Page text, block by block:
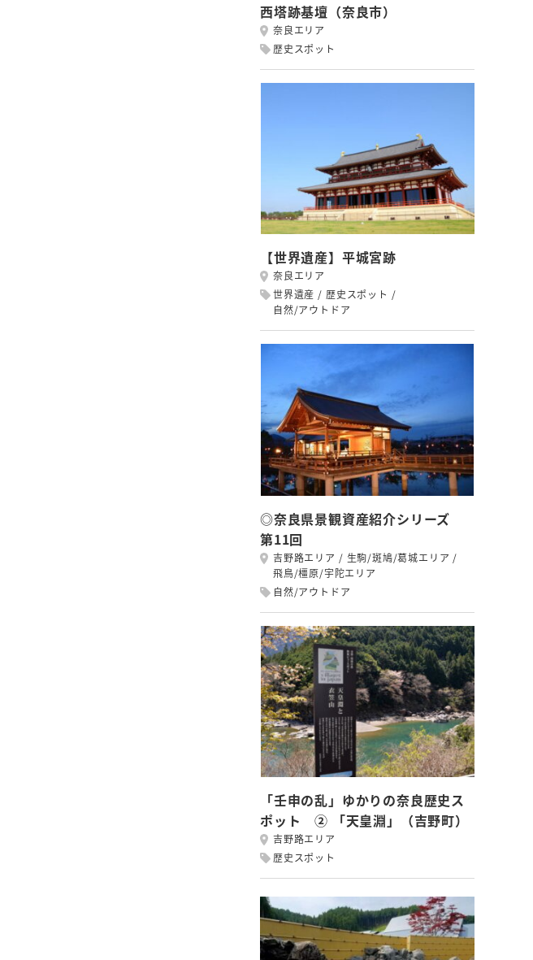
西塔跡基壇（奈良市）
奈良エリア
歴史スポット
【世界遺産】平城宮跡
奈良エリア
世界遺産
歴史スポット
自然/アウトドア
◎奈良県景観資産紹介シリーズ
第11回
吉野路エリア
生駒/斑鳩/葛城エリア
飛鳥/橿原/宇陀エリア
自然/アウトドア
「壬申の乱」ゆかりの奈良歴史ス
ポット ② 「天皇淵」（吉野町）
吉野路エリア
歴史スポット